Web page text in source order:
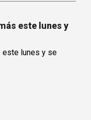
este lunes y